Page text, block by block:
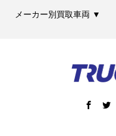
メーカー別買取車両 ▼